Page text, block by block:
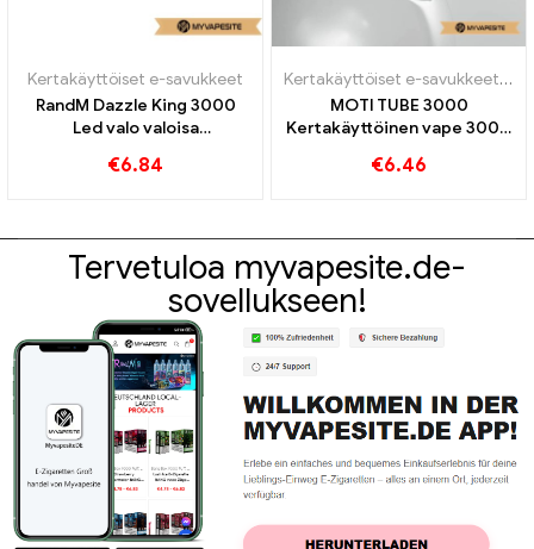
Kertakäyttöiset e-savukkeet
RandM Dazzle King 3000
Led valo valoisa
Puffs
€6.84
Kertakäyttöiset e-savukkeet
,
MOTI TUBE 3000
Kertakäyttöinen vape 3000
€6.46
Tervetuloa myvapesite.de-
sovellukseen!